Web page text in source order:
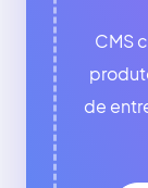
CMS
de